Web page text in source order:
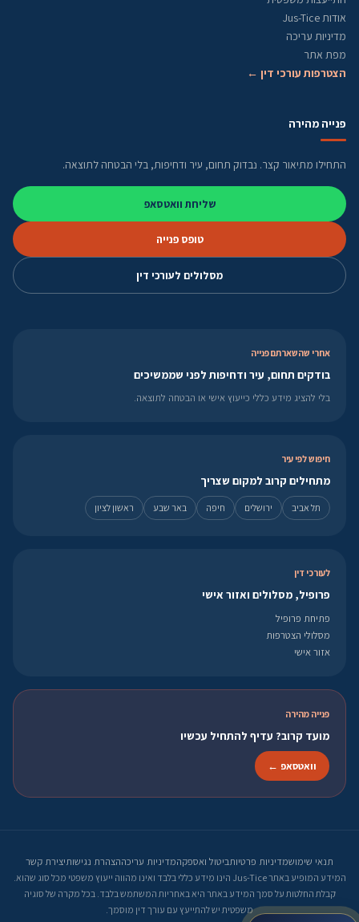
אודות Jus-Tice
מדיניות עריכה
מפת אתר
הצטרפות עורכי דין ←
פנייה מהירה
התחילו מתיאור קצר. נבדוק תחום, עיר ודחיפות, בלי הבטחה לתוצאה.
שליחת וואטסאפ
טופס פנייה
מסלולים לעורכי דין
אחרי שהשארתם פנייה
בודקים תחום, עיר ודחיפות לפני שממשיכים
בלי להציג מידע כללי כייעוץ אישי או הבטחה לתוצאה.
חיפוש לפי עיר
מתחילים קרוב למקום שצריך
תל אביב ירושלים חיפה באר שבע ראשון לציון
לעורכי דין
פרופיל, מסלולים ואזור אישי
פתיחת פרופיל
מסלולי הצטרפות
אזור אישי
פנייה מהירה
מועד קרוב? עדיף להתחיל עכשיו
וואטסאפ ←
תנאי שימושמדיניות פרטיותביטול ואספקהמדיניות עריכההצהרת נגישותיצירת קשר
המידע המופיע באתר Jus-Tice הינו מידע כללי בלבד ואינו מהווה ייעוץ משפטי מכל סוג שהוא.
קבלת החלטות על סמך המידע באתר היא באחריות המשתמש בלבד. בכל מקרה של סוגיה
משפטית יש להתייעץ עם עורך דין מוסמך.